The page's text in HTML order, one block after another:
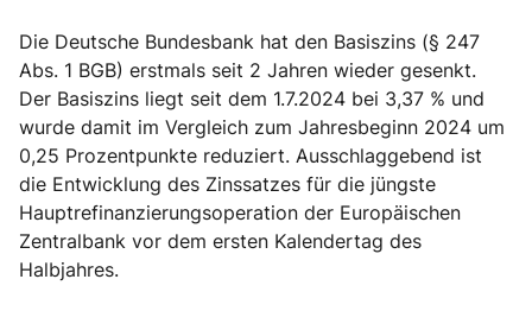
Die Deutsche Bundesbank hat den Basiszins (§ 247
Abs. 1 BGB) erstmals seit 2 Jahren wieder gesenkt.
Der Basiszins liegt seit dem 1.7.2024 bei 3,37 % und
wurde damit im Vergleich zum Jahresbeginn 2024 um
0,25 Prozentpunkte reduziert. Ausschlaggebend ist
die Entwicklung des Zinssatzes für die jüngste
Hauptrefinanzierungsoperation der Europäischen
Zentralbank vor dem ersten Kalendertag des
Halbjahres.